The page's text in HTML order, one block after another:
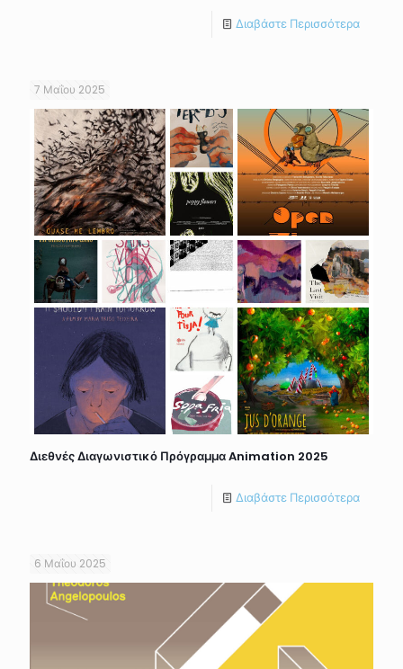
Διαβάστε Περισσότερα
7 Μαΐου 2025
Διεθνές Διαγωνιστικό Πρόγραμμα Animation 2025
Διαβάστε Περισσότερα
6 Μαΐου 2025